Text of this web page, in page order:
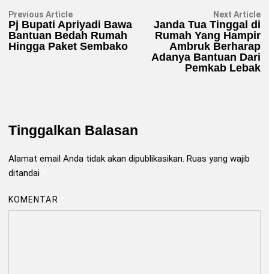
Navigasi
pos
Previous ArticlePrevious
article:
Pj Bupati Apriyadi Bawa
Bantuan Bedah Rumah
Hingga Paket Sembako
Next Article
Janda Tua Tinggal di
Rumah Yang Hampir
Ambruk Berharap
Adanya Bantuan Dari
Pemkab Lebak
Tinggalkan Balasan
Alamat email Anda tidak akan dipublikasikan. Ruas yang wajib
ditandai
KOMENTAR